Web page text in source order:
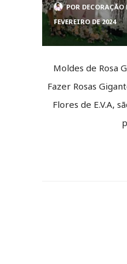
POR DECORAÇÃO
FEVEREIRO DE 2024
Moldes de Rosa
Fazer Rosas
Flores de E.V.A,